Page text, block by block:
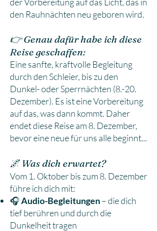
den Rauhnächten neu geboren wird.
👉 Genau dafür habe ich diese
Reise geschaffen:
Eine sanfte, kraftvolle Begleitung
durch den Schleier, bis zu den
Dunkel- oder Sperrnächten (8.-20.
Dezember). Es ist eine Vorbereitung
auf das, was dann kommt. Daher
endet diese Reise am 8. Dezember,
bevor eine neue für uns alle beginnt...
🌌 Was dich erwartet?
Vom 1. Oktober bis zum 8. Dezember
führe ich dich mit:
🎧Audio-Begleitungen– die dich
tief berühren und durch die
Dunkelheit tragen